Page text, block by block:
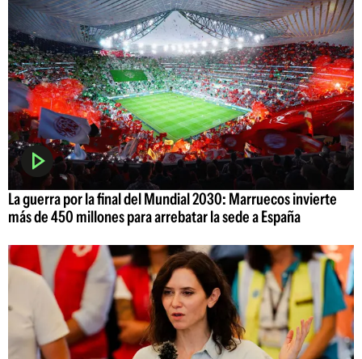
La guerra por la final del Mundial 2030: Marruecos invierte
más de 450 millones para arrebatar la sede a España